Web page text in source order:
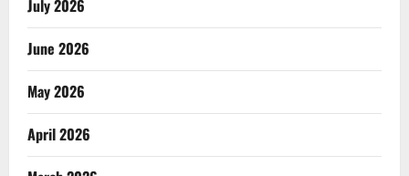
July 2026
June 2026
May 2026
April 2026